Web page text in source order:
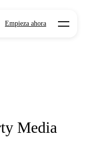
Empieza ahora Open
Media